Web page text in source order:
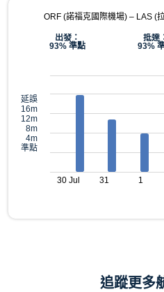
ORF (諾福克國際機場) – LAS (
出發：
93% 準點
抵達
93%
延誤
16m
12m
8m
4m
準點
30 Jul 31 1
追蹤更多